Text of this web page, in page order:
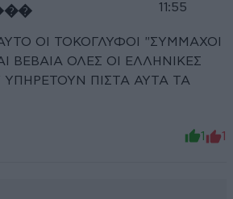
11:55
ΟΙ ΤΟΚΟΓΛΥΦΟΙ "ΣΥΜΜΑΧΟΙ
ΒΕΒΑΙΑ ΟΛΕΣ ΟΙ ΕΛΛΗΝΙΚΕΣ
ΥΠΗΡΕΤΟΥΝ ΠΙΣΤΑ ΑΥΤΑ ΤΑ
1 1